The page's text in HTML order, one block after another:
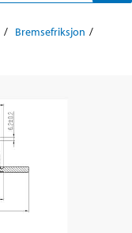
Bremsefriksjon